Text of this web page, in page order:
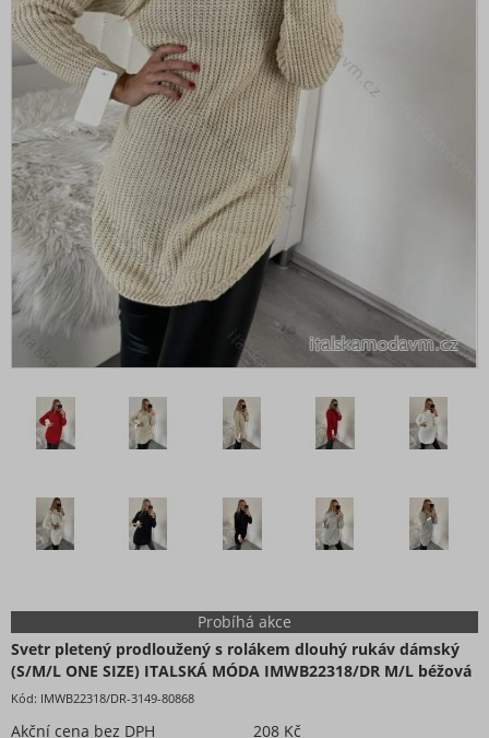
Sukně
Svetry a cardigany
Svetr tenký
Cardigany pletené tenké jarní
Svetr teplý hrubý
Cardigany--Bolerka
Cardigany pletené teplé
Ponča
Svetr prodloužený
Vesty
Svetr oversize
Pulóvry
Bolerko
Svetr s rolákem
Šaty
Tepláky a legíny
Župany
Plavky
Extravagantní móda
Proužkovaná kolekce oblečení
Maskáčová kolekce oblečení
Soupravy
Probíhá akce
Svetr pletený prodloužený s rolákem dlouhý rukáv dámský
(S/M/L ONE SIZE) ITALSKÁ MÓDA IMWB22318/DR M/L béžová
Kód: IMWB22318/DR-3149-80868
Akční cena bez DPH
208 Kč